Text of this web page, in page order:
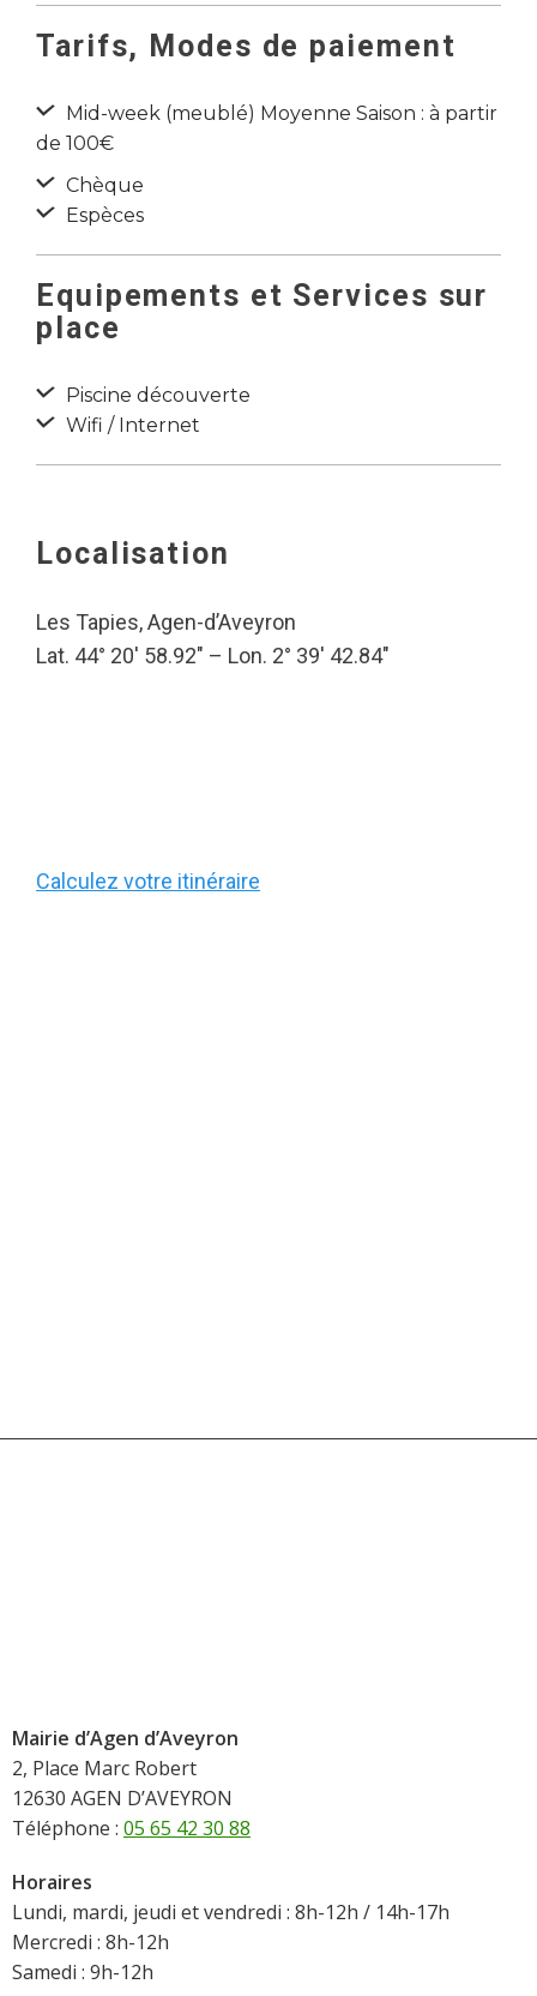
Tarifs, Modes de paiement
Mid-week (meublé) Moyenne Saison : à partir
de 100€
Chèque
Espèces
Equipements et Services sur
place
Piscine découverte
Wifi / Internet
Localisation
Les Tapies, Agen-d’Aveyron
Lat. 44° 20′ 58.92″ – Lon. 2° 39′ 42.84″
Calculez votre itinéraire
Mairie d’Agen d’Aveyron
2, Place Marc Robert
12630 AGEN D’AVEYRON
Téléphone : 05 65 42 30 88
Horaires
Lundi, mardi, jeudi et vendredi : 8h-12h / 14h-17h
Mercredi : 8h-12h
Samedi : 9h-12h